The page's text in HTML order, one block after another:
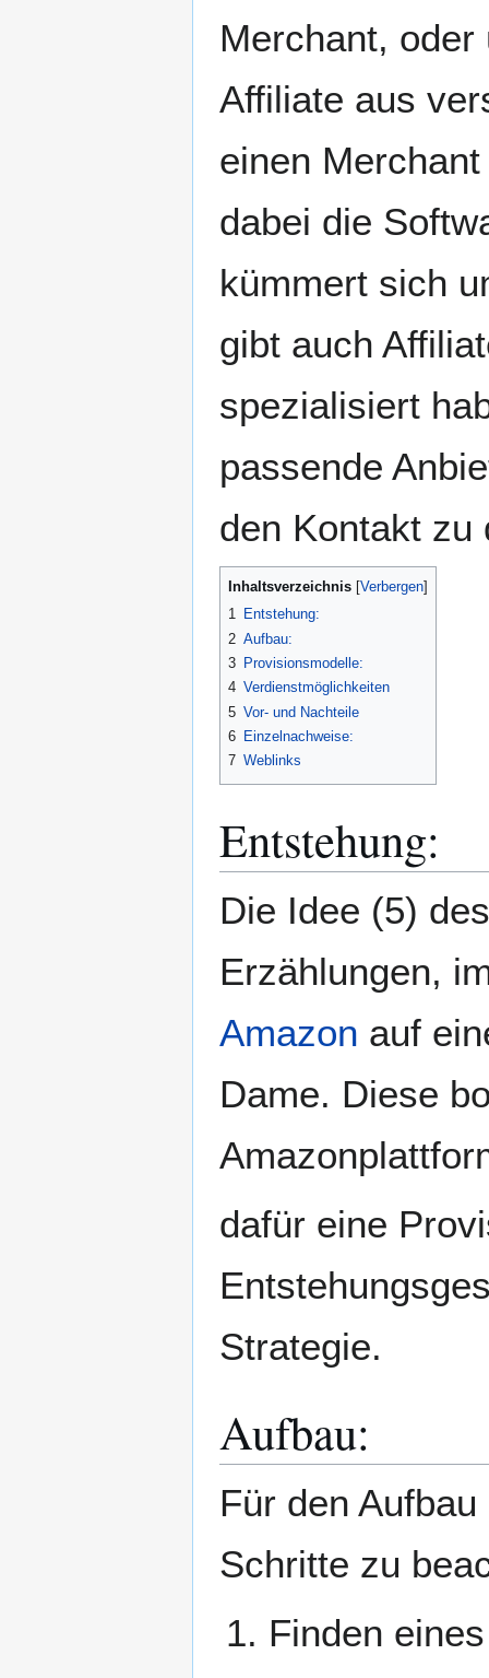
Merchant,
Affiliate aus
einen
dabei die
kümmert sich
gibt auch
spezialisiert
passende
den Kontakt zu
Inhaltsverzeichnis
1 Entstehung:
2 Aufbau:
3 Provisionsmodelle:
4 Verdienstmöglichkeiten
5 Vor- und Nachteile
6 Einzelnachweise:
7 Weblinks
Entstehung:
Die Idee (5)
Erzählungen,
Amazon auf
Dame. Diese
dafür eine
Strategie.
Aufbau:
Für den
Schritte zu
Finden